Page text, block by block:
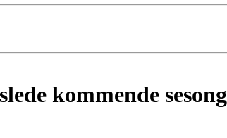
kommende sesong